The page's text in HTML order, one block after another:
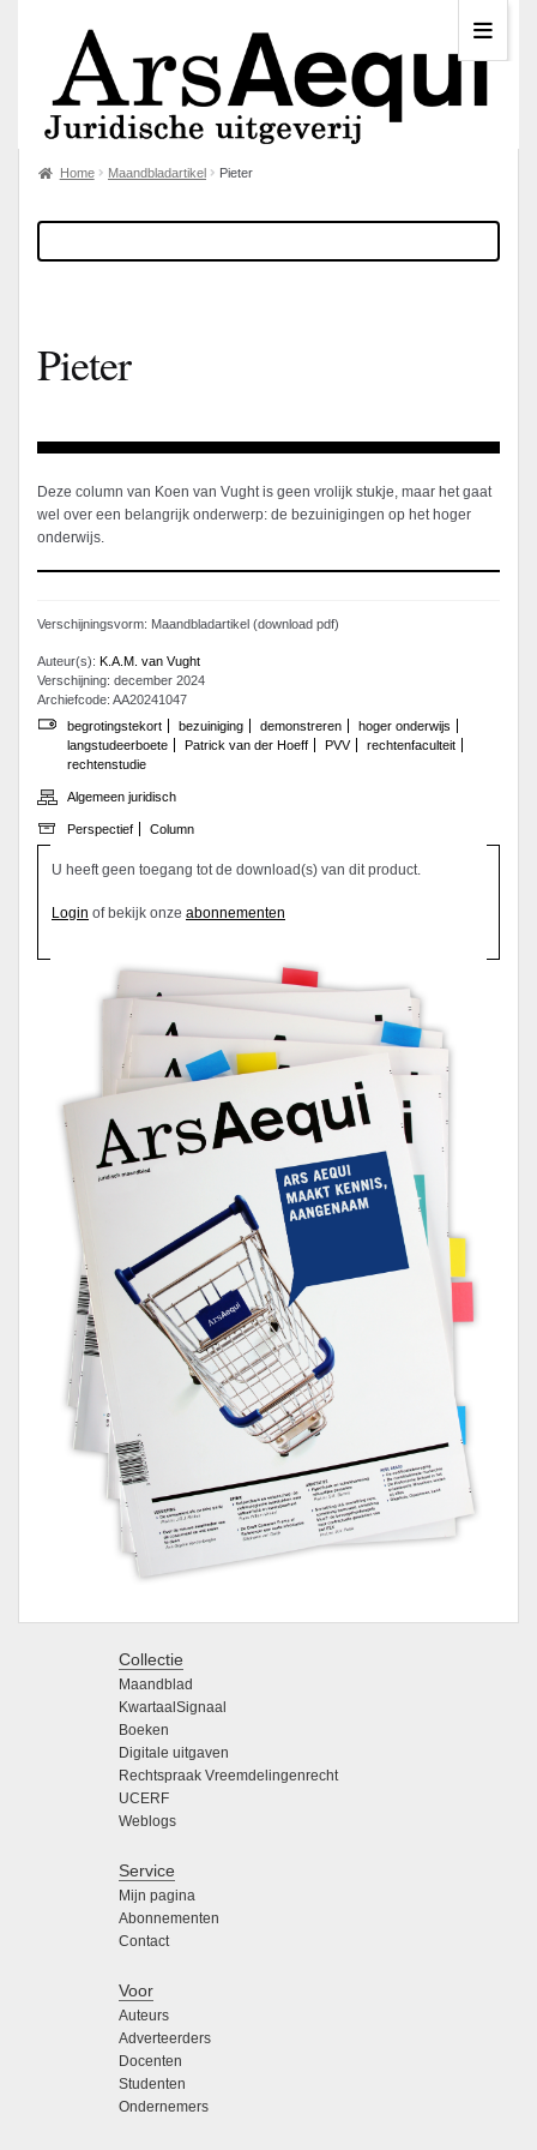
Home Maandbladartikel Pieter
Pieter
Deze column van Koen van Vught is geen vrolijk stukje, maar het gaat
wel over een belangrijk onderwerp: de bezuinigingen op het hoger
onderwijs.
Verschijningsvorm: Maandbladartikel (download pdf)
Auteur(s): K.A.M. van Vught
Verschijning: december 2024
Archiefcode: AA20241047
begrotingstekort
bezuiniging demonstreren
hoger onderwijs
langstudeerboete
Patrick van der Hoeff PVV
rechtenfaculteit
rechtenstudie
Algemeen juridisch
Perspectief Column
U heeft geen toegang tot de download(s) van dit product.
Login of bekijk onze abonnementen
Collectie
Maandblad
KwartaalSignaal
Boeken
Digitale uitgaven
Rechtspraak Vreemdelingenrecht
UCERF
Weblogs
Service
Mijn pagina
Abonnementen
Contact
Voor
Auteurs
Adverteerders
Docenten
Studenten
Ondernemers